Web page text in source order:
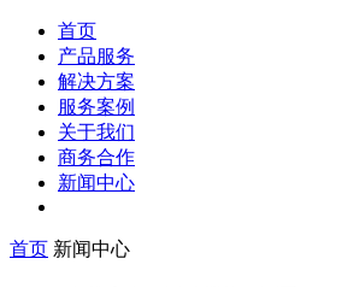
首页
产品服务
解决方案
服务案例
关于我们
商务合作
新闻中心
首页 新闻中心